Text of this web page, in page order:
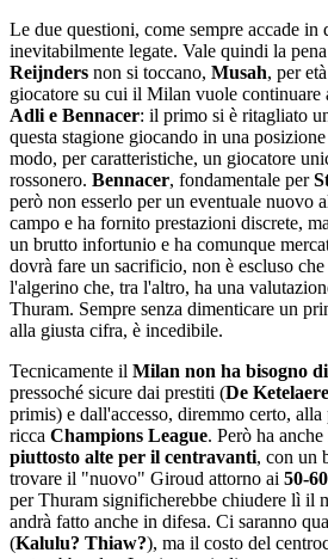
Le due questioni, come sempre accade in
inevitabilmente legate. Vale quindi la
Reijnders non si toccano, Musah, per
giocatore su cui il Milan vuole continuare
Adli e Bennacer: il primo si è ritagliato
questa stagione giocando in una
modo, per caratteristiche, un giocatore
rossonero. Bennacer, fondamentale per
però non esserlo per un eventuale nuovo
campo e ha fornito prestazioni discrete,
un brutto infortunio e ha comunque
dovrà fare un sacrificio, non è escluso che
l'algerino che, tra l'altro, ha una
Thuram. Sempre senza dimenticare un
alla giusta cifra, è incedibile.
Tecnicamente il Milan non ha bisogno di
pressoché sicure dai prestiti (De
primis) e dall'accesso, diremmo certo,
ricca Champions League. Però ha
piuttosto alte per il centravanti, con un
trovare il "nuovo" Giroud attorno ai 50-
per Thuram significherebbe chiudere lì il
andrà fatto anche in difesa. Ci saranno
(Kalulu? Thiaw?), ma il costo del